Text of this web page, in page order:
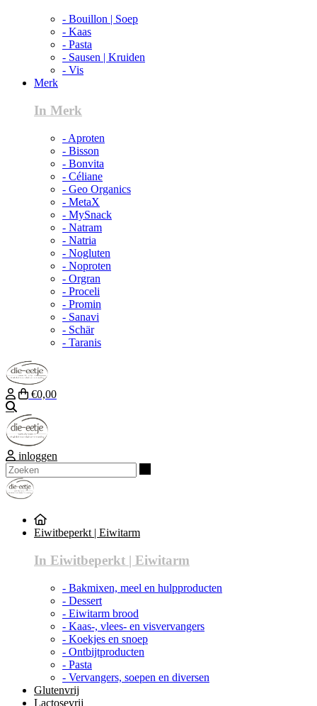
- Bouillon | Soep
- Kaas
- Pasta
- Sausen | Kruiden
- Vis
Merk
In Merk
- Aproten
- Bisson
- Bonvita
- Céliane
- Geo Organics
- MetaX
- MySnack
- Natram
- Natria
- Nogluten
- Noproten
- Orgran
- Proceli
- Promin
- Sanavi
- Schär
- Taranis
€0,00
inloggen
Eiwitbeperkt | Eiwitarm
In Eiwitbeperkt | Eiwitarm
- Bakmixen, meel en hulpproducten
- Dessert
- Eiwitarm brood
- Kaas-, vlees- en visvervangers
- Koekjes en snoep
- Ontbijtproducten
- Pasta
- Vervangers, soepen en diversen
Glutenvrij
Lactosevrij